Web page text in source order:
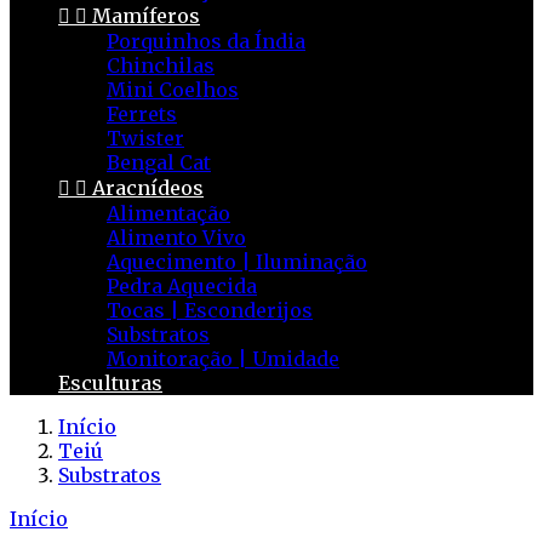
  Mamíferos
Porquinhos da Índia
Chinchilas
Mini Coelhos
Ferrets
Twister
Bengal Cat
  Aracnídeos
Alimentação
Alimento Vivo
Aquecimento | Iluminação
Pedra Aquecida
Tocas | Esconderijos
Substratos
Monitoração | Umidade
Esculturas
Início
Teiú
Substratos
Início